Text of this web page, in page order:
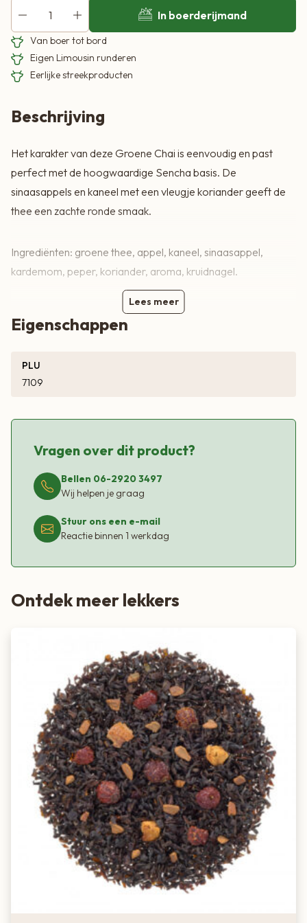
In boerderijmand
Van boer tot bord
Eigen Limousin runderen
Eerlijke streekproducten
Beschrijving
Het karakter van deze Groene Chai is eenvoudig en past
perfect met de hoogwaardige Sencha basis. De
sinaasappels en kaneel met een vleugje koriander geeft de
thee een zachte ronde smaak.
Ingrediënten: groene thee, appel, kaneel, sinaasappel,
kardemom, peper, koriander, aroma, kruidnagel.
Lees meer
Eigenschappen
PLU
7109
Vragen over dit product?
Bellen 06-2920 3497
Wij helpen je graag
Stuur ons een e-mail
Reactie binnen 1 werkdag
Ontdek meer lekkers